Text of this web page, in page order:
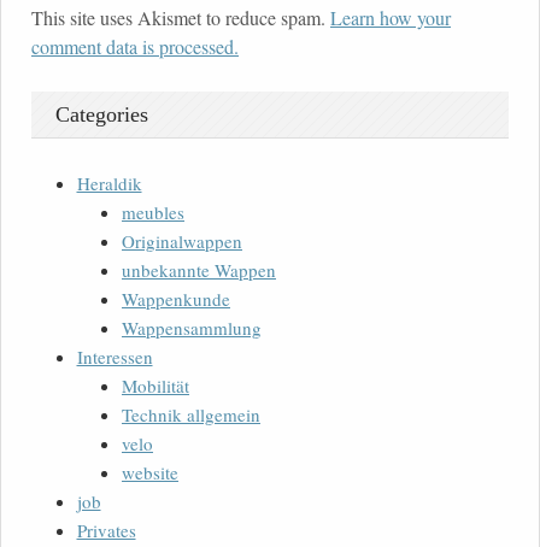
This site uses Akismet to reduce spam. Learn how your
comment data is processed.
Categories
Heraldik
meubles
Originalwappen
unbekannte Wappen
Wappenkunde
Wappensammlung
Interessen
Mobilität
Technik allgemein
velo
website
job
Privates